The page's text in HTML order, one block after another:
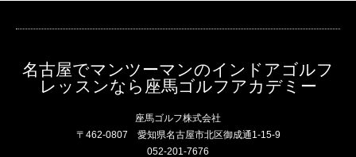
名古屋でマンツーマンのインドアゴルフ
レッスンなら座馬ゴルフアカデミー
座馬ゴルフ株式会社
〒462-0807 愛知県名古屋市北区御成通1-15-9
052-201-7676